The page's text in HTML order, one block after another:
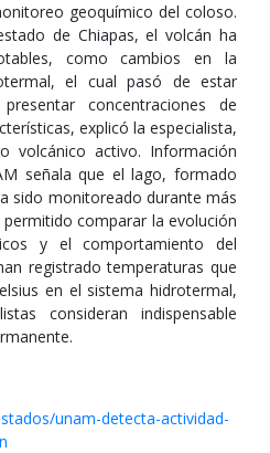
geoquímico del coloso.
de Chiapas, el volcán ha
como cambios en la
el cual pasó de estar
concentraciones de
explicó la especialista,
volcánico activo. Información
señala que el lago, formado
sido monitoreado durante más
comparar la evolución
y el comportamiento del
registrado temperaturas que
en el sistema hidrotermal,
consideran indispensable
unam-detecta-actividad-